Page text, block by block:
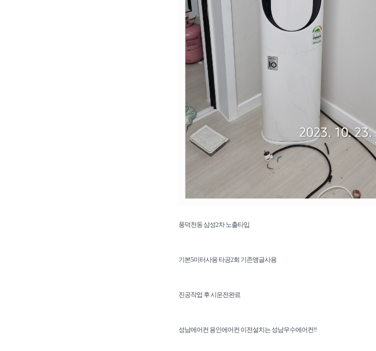
풍덕천동 삼성2차 노출타입
기본5미터사용 타공2회 기존앵글사용
진공작업 후 시운전완료
성남에어컨 용인에어컨 이전설치는 성남우수에어컨!!